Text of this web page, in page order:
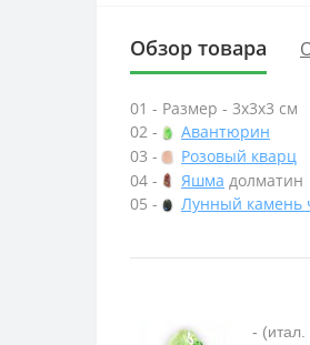
Обзор товара
01 - Размер - 3х3х3 см
02 -
Авантюрин
03 -
Розовый кварц
04 -
Яшма долматин
05 -
Лунный камень
- (итал.